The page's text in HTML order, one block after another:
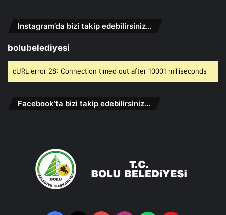
Instagram’da bizi takip edebilirsiniz…
bolubelediyesi
cURL error 28: Connection timed out after 10001 milliseconds
Facebook’ta bizi takip edebilirsiniz…